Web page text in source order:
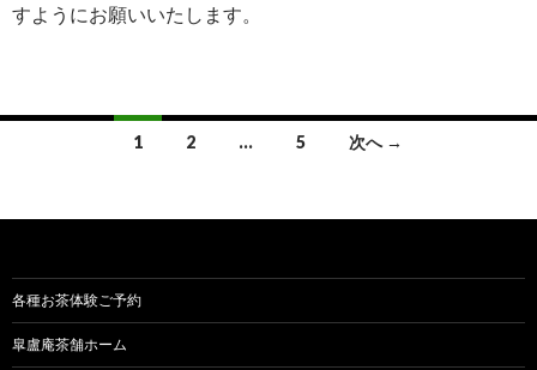
すようにお願いいたします。
ナ
ゲ
ー
1 2 … 5 次へ →
各種お茶体験ご予約
皐盧庵茶舗ホーム